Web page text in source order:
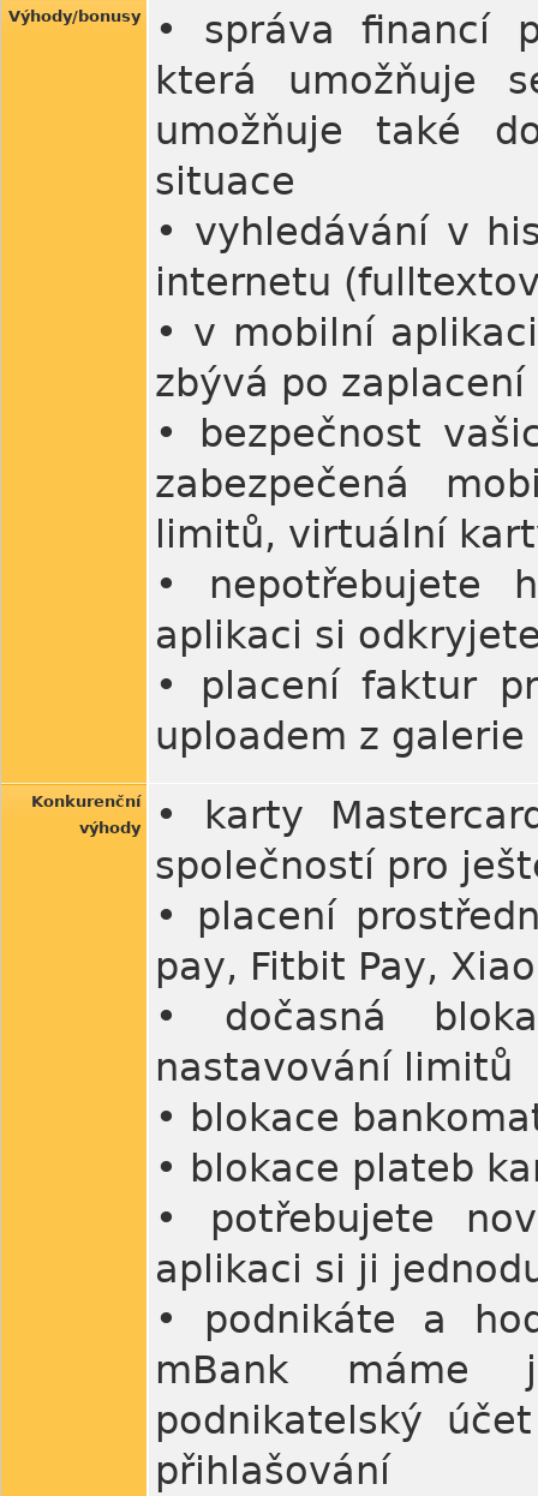
Výhody/bonusy
• správa financí
která umožňuje
umožňuje také
situace
• vyhledávání v
internetu
• v mobilní
zbývá po
• bezpečnost
zabezpečená
limitů, virtuální
• nepotřebujete
aplikaci si
• placení faktur
uploadem z galerie
Konkurenční
výhody
• karty
společností pro
• placení
pay, Fitbit Pay,
• dočasná
nastavování limitů
• blokace
• blokace plateb
• potřebujete
aplikaci si ji
• podnikáte a
mBank máme
podnikatelský
přihlašování